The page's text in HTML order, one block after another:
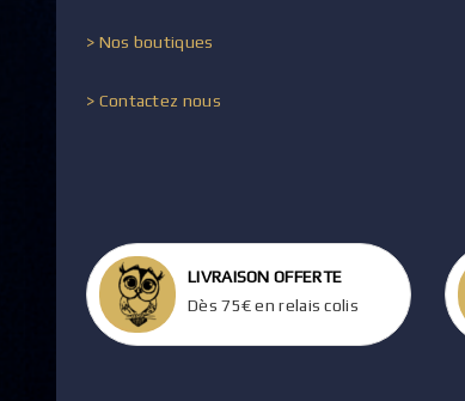
> Nos boutiques
> Contactez nous
LIVRAISON OFFERTE
Dès 75€ en relais colis